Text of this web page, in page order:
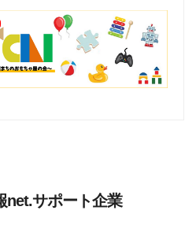
net.サポート企業